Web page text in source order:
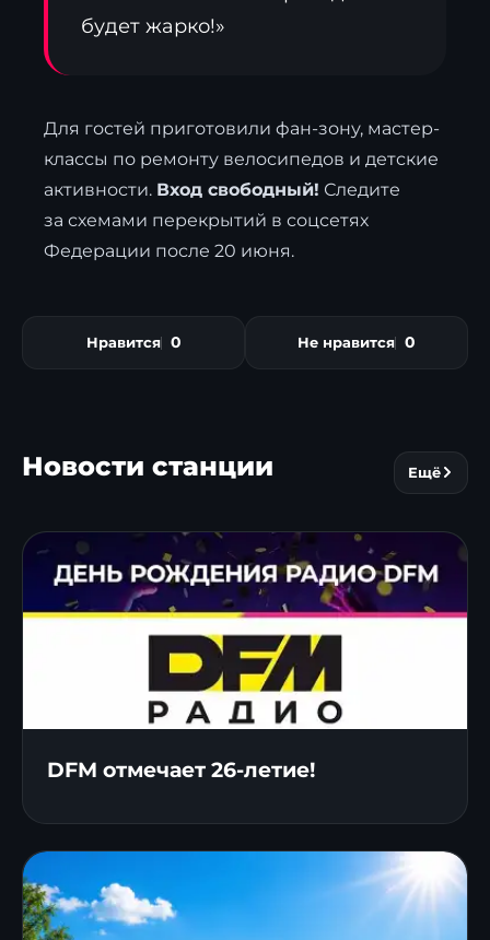
будет жарко!»
Для гостей приготовили фан-зону, мастер-
классы по ремонту велосипедов и детские
активности. Вход свободный! Следите
за схемами перекрытий в соцсетях
Федерации после 20 июня.
Нравится 0 Не нравится 0
Новости станции Ещё
DFM отмечает 26-летие!